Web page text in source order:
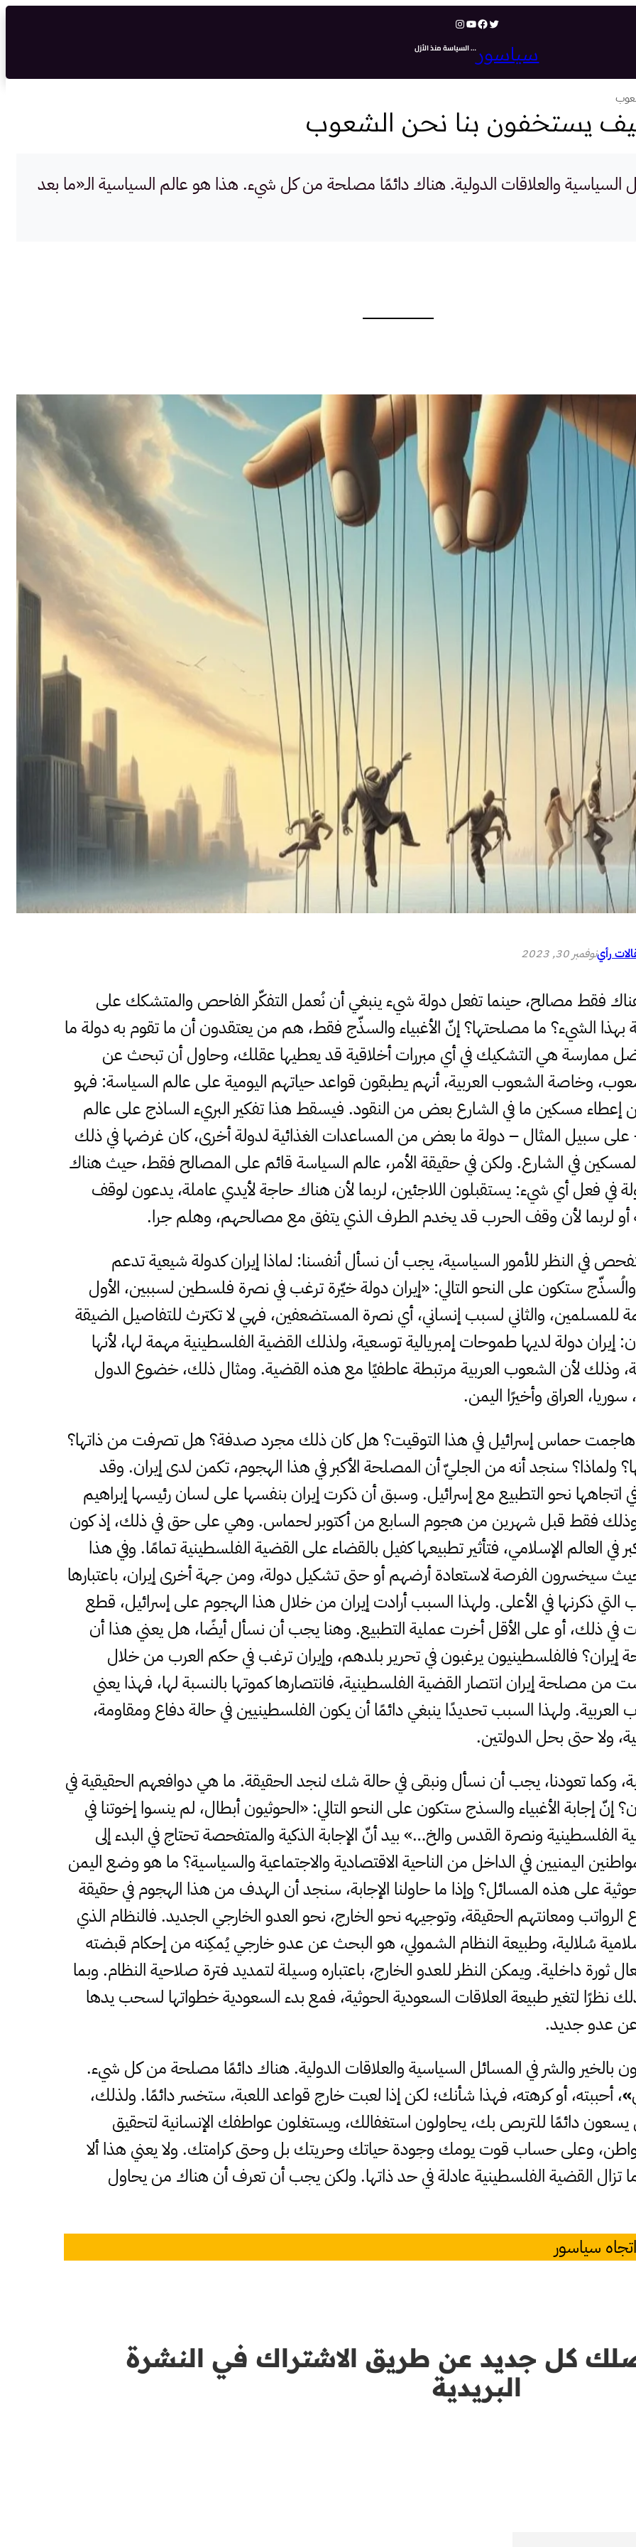
تويترفيسبوك
يوتيوبإنستجرام
سياسور … السياسة منذ الأزل
يستخفون بنا نحن الشعوب
والعلاقات الدولية. هناك دائمًا مصلحة من كل شيء. هذا هو عالم السياسية الـ«ما بعد
رأينوفمبر 30, 2023
فقط مصالح، حينما تفعل دولة شيء ينبغي أن نُعمل التفكّر الفاحص والمتشكك على
بهذا الشيء؟ ما مصلحتها؟ إنّ الأغبياء والسذّج فقط، هم من يعتقدون أن ما تقوم به دولة ما
ممارسة هي التشكيك في أي مبررات أخلاقية قد يعطيها عقلك، وحاول أن تبحث عن
وخاصة الشعوب العربية، أنهم يطبقون قواعد حياتهم اليومية على عالم السياسة: فهو
إعطاء مسكين ما في الشارع بعض من النقود. فيسقط هذا تفكير البريء الساذج على عالم
على سبيل المثال – دولة ما بعض من المساعدات الغذائية لدولة أخرى، كان غرضها في ذلك
في الشارع. ولكن في حقيقة الأمر، عالم السياسة قائم على المصالح فقط، حيث هناك
في فعل أي شيء: يستقبلون اللاجئين، لربما لأن هناك حاجة لأيدي عاملة، يدعون لوقف
أو لربما لأن وقف الحرب قد يخدم الطرف الذي يتفق مع مصالحهم، وهلم جرا.
في النظر للأمور السياسية، يجب أن نسأل أنفسنا: لماذا إيران كدولة شيعية تدعم
والُسذّج ستكون على النحو التالي: «إيران دولة خيّرة ترغب في نصرة فلسطين لسببين، الأول
والثاني لسبب إنساني، أي نصرة المستضعفين، فهي لا تكترث للتفاصيل الضيقة
دولة لديها طموحات إمبريالية توسعية، ولذلك القضية الفلسطينية مهمة لها، لأنها
وذلك لأن الشعوب العربية مرتبطة عاطفيًا مع هذه القضية. ومثال ذلك، خضوع الدول
سوريا، العراق وأخيرًا اليمن.
هاجمت حماس إسرائيل في هذا التوقيت؟ هل كان ذلك مجرد صدفة؟ هل تصرفت من ذاتها؟
سنجد أنه من الجليّ أن المصلحة الأكبر في هذا الهجوم، تكمن لدى إيران. وقد
اتجاهها نحو التطبيع مع إسرائيل. وسبق أن ذكرت إيران بنفسها على لسان رئيسها إبراهيم
وذلك فقط قبل شهرين من هجوم السابع من أكتوبر لحماس. وهي على حق في ذلك، إذ كون
في العالم الإسلامي، فتأثير تطبيعها كفيل بالقضاء على القضية الفلسطينية تمامًا. وفي هذا
سيخسرون الفرصة لاستعادة أرضهم أو حتى تشكيل دولة، ومن جهة أخرى إيران، باعتبارها
ذكرنها في الأعلى. ولهذا السبب أرادت إيران من خلال هذا الهجوم على إسرائيل، قطع
في ذلك، أو على الأقل أخرت عملية التطبيع. وهنا يجب أن نسأل أيضًا، هل يعني هذا أن
فالفلسطينيون يرغبون في تحرير بلدهم، وإيران ترغب في حكم العرب من خلال
مصلحة إيران انتصار القضية الفلسطينية، فانتصارها كموتها بالنسبة لها، فهذا يعني
العربية. ولهذا السبب تحديدًا ينبغي دائمًا أن يكون الفلسطينيين في حالة دفاع ومقاومة،
ولا حتى بحل الدولتين.
وكما تعودنا، يجب أن نسأل ونبقى في حالة شك لنجد الحقيقة. ما هي دوافعهم الحقيقية في
إنّ إجابة الأغبياء والسذج ستكون على النحو التالي: «الحوثيون أبطال، لم ينسوا إخوتنا في
الفلسطينية ونصرة القدس والخ…» بيد أنّ الإجابة الذكية والمتفحصة تحتاج في البدء إلى
اليمنيين في الداخل من الناحية الاقتصادية والاجتماعية والسياسية؟ ما هو وضع اليمن
على هذه المسائل؟ وإذا ما حاولنا الإجابة، سنجد أن الهدف من هذا الهجوم في حقيقة
ومعانتهم الحقيقة، وتوجيهه نحو الخارج، نحو العدو الخارجي الجديد. فالنظام الذي
سُلالية، وطبيعة النظام الشمولي، هو البحث عن عدو خارجي يُمكِنه من إحكام قبضته
داخلية. ويمكن النظر للعدو الخارج، باعتباره وسيلة لتمديد فترة صلاحية النظام. وبما
نظرًا لتغير طبيعة العلاقات السعودية الحوثية، فمع بدء السعودية خطواتها لسحب يدها
عن عدو جديد.
والشر في المسائل السياسية والعلاقات الدولية. هناك دائمًا مصلحة من كل شيء.
»، أحببته، أو كرهته، فهذا شأنك؛ لكن إذا لعبت خارج قواعد اللعبة، ستخسر دائمًا. ولذلك،
دائمًا للتربص بك، يحاولون استغفالك، ويستغلون عواطفك الإنسانية لتحقيق
وعلى حساب قوت يومك وجودة حياتك وحريتك بل وحتى كرامتك. ولا يعني هذا ألا
القضية الفلسطينية عادلة في حد ذاتها. ولكن يجب أن تعرف أن هناك من يحاول
سياسور
كل جديد عن طريق الاشتراك في النشرة
البريدية